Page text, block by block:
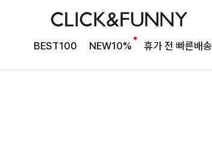
BEST100 NEW10% 휴가 전 빠른배송
여름의 끝을 완성할
감각적인 원피스